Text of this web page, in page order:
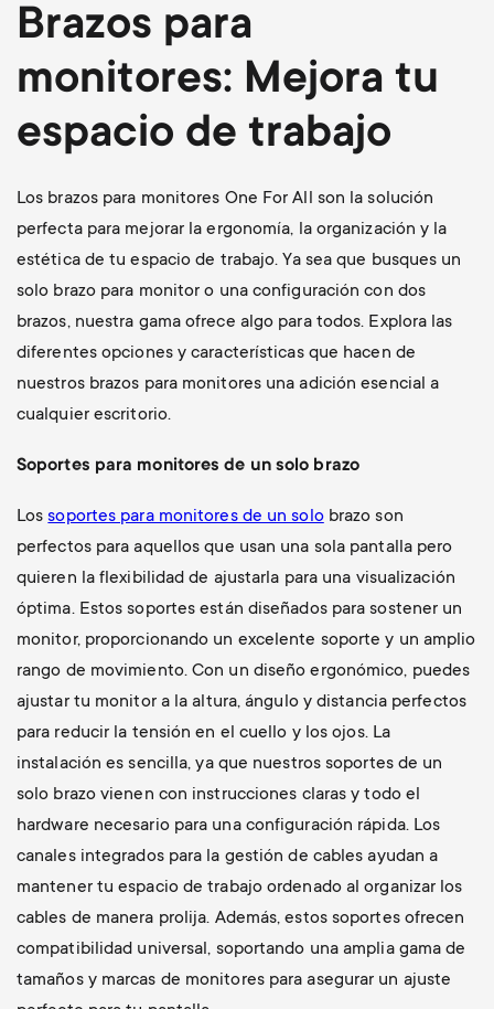
Brazos para
monitores: Mejora tu
espacio de trabajo
Los brazos para monitores One For All son la solución
perfecta para mejorar la ergonomía, la organización y la
estética de tu espacio de trabajo. Ya sea que busques un
solo brazo para monitor o una configuración con dos
brazos, nuestra gama ofrece algo para todos. Explora las
diferentes opciones y características que hacen de
nuestros brazos para monitores una adición esencial a
cualquier escritorio.
Soportes para monitores de un solo brazo
Lossoportes para monitores de un solobrazo son
perfectos para aquellos que usan una sola pantalla pero
quieren la flexibilidad de ajustarla para una visualización
óptima. Estos soportes están diseñados para sostener un
monitor, proporcionando un excelente soporte y un amplio
rango de movimiento. Con un diseño ergonómico, puedes
ajustar tu monitor a la altura, ángulo y distancia perfectos
para reducir la tensión en el cuello y los ojos. La
instalación es sencilla, ya que nuestros soportes de un
solo brazo vienen con instrucciones claras y todo el
hardware necesario para una configuración rápida. Los
canales integrados para la gestión de cables ayudan a
mantener tu espacio de trabajo ordenado al organizar los
cables de manera prolija. Además, estos soportes ofrecen
compatibilidad universal, soportando una amplia gama de
tamaños y marcas de monitores para asegurar un ajuste